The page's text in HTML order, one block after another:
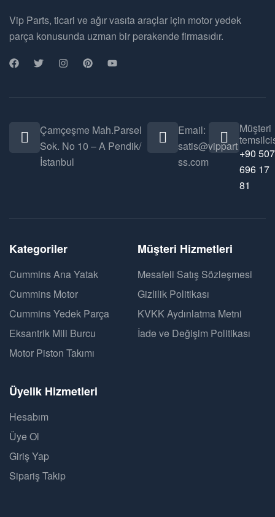
Vip Parts, ticari ve ağır vasıta araçlar için motor yedek
parça konusunda uzman bir perakende firmasıdır.
Çamçeşme Mah.Parsel
Sok. No 10 – A Pendik/
İstanbul
Email:
satis@vippart
ss.com
Müşteri
+90 507
696 17
81
Kategoriler
Cummins Ana Yatak
Cummins Motor
Cummins Yedek Parça
Eksantrik Mili Burcu
Motor Piston Takımı
Müşteri Hizmetleri
Mesafeli Satış Sözleşmesi
Gizlilik Politikası
KVKK Aydınlatma Metni
İade ve Değişim Politikası
Üyelik Hizmetleri
Hesabım
Üye Ol
Giriş Yap
Sipariş Takip